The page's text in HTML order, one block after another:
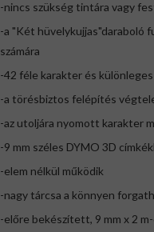
-nincs szükség tintára vagy
-a "Két hüvelykujjas"daraboló
számára
-42 féle karakter és
-a törésbiztos felépítés
-az utoljára nyomott karakter
-9 mm széles DYMO 3D
-elem nélkül működik
-nagy tárcsa a könnyen
-előre bekészített, 9 mm x 2